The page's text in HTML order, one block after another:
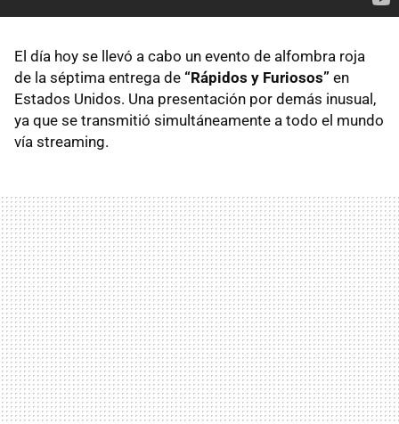
El día hoy se llevó a cabo un evento de alfombra roja
de la séptima entrega de “Rápidos y Furiosos” en
Estados Unidos. Una presentación por demás inusual,
ya que se transmitió simultáneamente a todo el mundo
vía streaming.